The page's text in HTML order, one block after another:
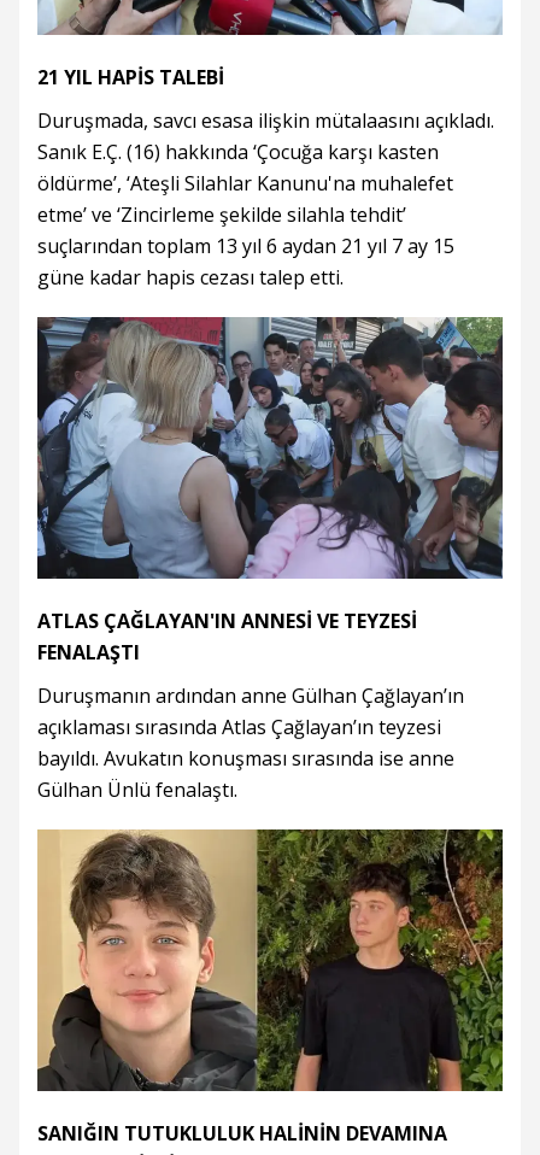
21 YIL HAPİS TALEBİ
Duruşmada, savcı esasa ilişkin mütalaasını açıkladı.
Sanık E.Ç. (16) hakkında ‘Çocuğa karşı kasten
öldürme’, ‘Ateşli Silahlar Kanunu'na muhalefet
etme’ ve ‘Zincirleme şekilde silahla tehdit’
suçlarından toplam 13 yıl 6 aydan 21 yıl 7 ay 15
güne kadar hapis cezası talep etti.
ATLAS ÇAĞLAYAN'IN ANNESİ VE TEYZESİ
FENALAŞTI
Duruşmanın ardından anne Gülhan Çağlayan’ın
açıklaması sırasında Atlas Çağlayan’ın teyzesi
bayıldı. Avukatın konuşması sırasında ise anne
Gülhan Ünlü fenalaştı.
SANIĞIN TUTUKLULUK HALİNİN DEVAMINA